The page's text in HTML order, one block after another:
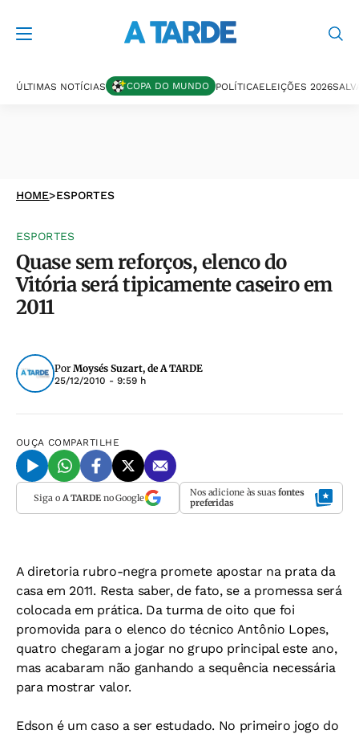
ÚLTIMAS NOTÍCIAS COPA DO MUNDO POLÍTICAELEIÇÕES 2026
HOME>ESPORTES
ESPORTES
Quase sem reforços, elenco do
Vitória será tipicamente caseiro em
2011
Por Moysés Suzart, de A TARDE
25/12/2010 - 9:59 h
OUÇA COMPARTILHE
Siga o A TARDEno Google Nos adicione às suas fontes
preferidas
A diretoria rubro-negra promete apostar na prata da
casa em 2011. Resta saber, de fato, se a promessa será
colocada em prática. Da turma de oito que foi
promovida para o elenco do técnico Antônio Lopes,
quatro chegaram a jogar no grupo principal este ano,
mas acabaram não ganhando a sequência necessária
para mostrar valor.
Edson é um caso a ser estudado. No primeiro jogo do